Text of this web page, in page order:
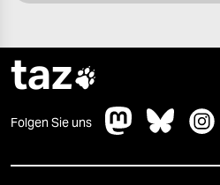
taz
Folgen Sie uns